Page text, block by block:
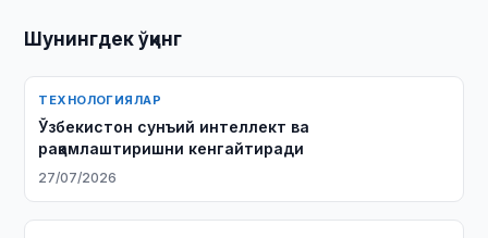
Шунингдек ўқинг
ТЕХНОЛОГИЯЛАР
Ўзбекистон сунъий интеллект ва
рақамлаштиришни кенгайтиради
27/07/2026